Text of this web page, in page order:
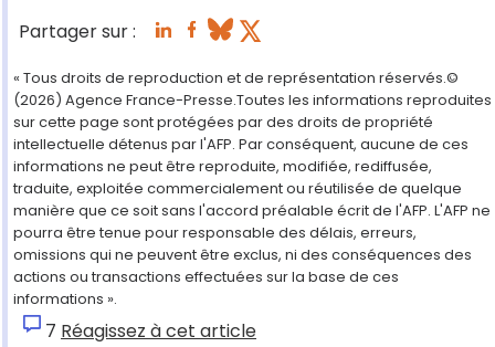
Partager sur :
« Tous droits de reproduction et de représentation réservés.©
(2026) Agence France-Presse.Toutes les informations reproduites
sur cette page sont protégées par des droits de propriété
intellectuelle détenus par l'AFP. Par conséquent, aucune de ces
informations ne peut être reproduite, modifiée, rediffusée,
traduite, exploitée commercialement ou réutilisée de quelque
manière que ce soit sans l'accord préalable écrit de l'AFP. L'AFP ne
pourra être tenue pour responsable des délais, erreurs,
omissions qui ne peuvent être exclus, ni des conséquences des
actions ou transactions effectuées sur la base de ces
informations ».
7 Réagissez à cet article